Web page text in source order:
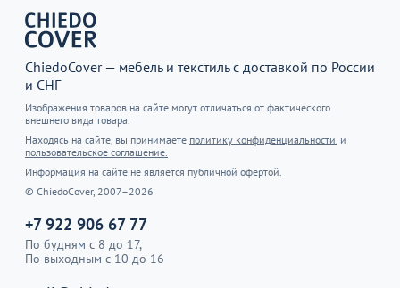
ChiedoCover — мебель и текстиль с доставкой по России
и СНГ
Изображения товаров на сайте могут отличаться от фактического
внешнего вида товара.
Находясь на сайте, вы принимаете политику конфиденциальности. и
пользовательское соглашение.
Информация на сайте не является публичной офертой.
© ChiedoCover, 2007–2026
+7 922 906 67 77
По будням с 8 до 17,
По выходным с 10 до 16